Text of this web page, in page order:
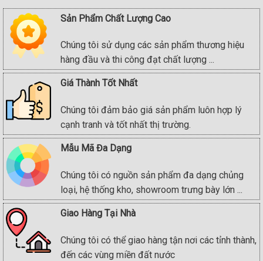
Sản Phẩm Chất Lượng Cao
Chúng tôi sử dụng các sản phẩm thương hiệu
hàng đầu và thi công đạt chất lượng ...
Giá Thành Tốt Nhất
Chúng tôi đảm bảo giá sản phẩm luôn hợp lý
cạnh tranh và tốt nhất thị trường.
Mẫu Mã Đa Dạng
Chúng tôi có nguồn sản phẩm đa dạng chủng
loại, hệ thống kho, showroom trưng bày lớn ...
Giao Hàng Tại Nhà
Chúng tôi có thể giao hàng tận nơi các tỉnh thành,
đến các vùng miền đất nước